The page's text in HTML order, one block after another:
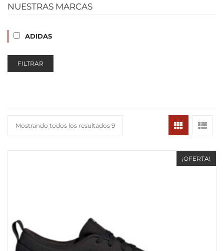
NUESTRAS MARCAS
ADIDAS
FILTRAR
Mostrando todos los resultados 9
¡OFERTA!